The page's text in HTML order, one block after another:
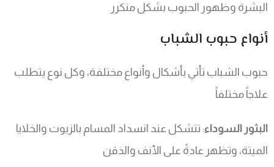
البشرة وظهور الحبوب بشكل متكرر
أنواع حبوب الشباب
حبوب الشباب تأتي بأشكال وأنواع مختلفة، وكل نوع يتطلب
علاجاً مختلفاً
البثور السوداء: تتشكل عند انسداد المسام بالزيوت والخلايا
الميتة، وتظهر عادةً على الأنف والذقن